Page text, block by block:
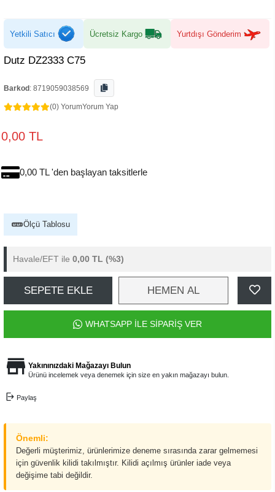
Yetkili Satıcı Ücretsiz Kargo Yurtdışı Gönderim
Dutz DZ2333 C75
Barkod : 8719059038569
(0) YorumYorum Yap
0,00 TL
0,00 TL 'den başlayan taksitlerle
Ölçü Tablosu
Havale/EFT ile 0,00 TL (%3)
SEPETE EKLE HEMEN AL
WHATSAPP İLE SİPARİŞ VER
Yakınınızdaki Mağazayı Bulun
Ürünü incelemek veya denemek için size en yakın mağazayı bulun.
Paylaş
Önemli:
Değerli müşterimiz, ürünlerimize deneme sırasında zarar gelmemesi
için güvenlik kilidi takılmıştır. Kilidi açılmış ürünler iade veya
değişime tabi değildir.